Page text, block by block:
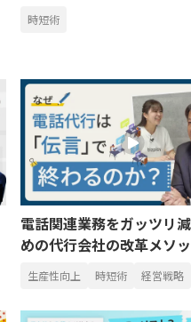
時短術
電話関連業務をガッツリ
めの代行会社の改革メソ
生産性向上 時短術 経営戦略